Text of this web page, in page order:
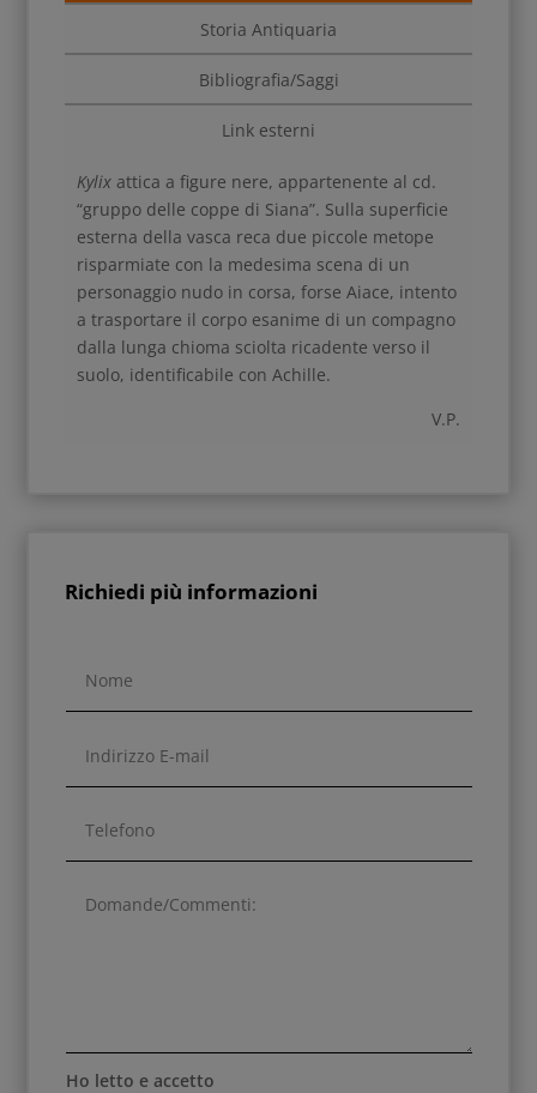
Storia Antiquaria
Bibliografia/Saggi
Link esterni
Kylixattica a figure nere, appartenente al cd.
“gruppo delle coppe di Siana”. Sulla superficie
esterna della vasca reca due piccole metope
risparmiate con la medesima scena di un
personaggio nudo in corsa, forse Aiace, intento
a trasportare il corpo esanime di un compagno
dalla lunga chioma sciolta ricadente verso il
suolo, identificabile con Achille.
V.P.
Richiedi più informazioni
Ho letto e accetto